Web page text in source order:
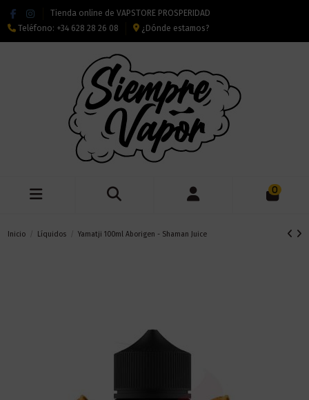
Tienda online de VAPSTORE PROSPERIDAD
Teléfono: +34 628 28 26 08 ¿Dónde estamos?
0
Inicio Líquidos Yamatji 100ml Aborigen - Shaman Juice